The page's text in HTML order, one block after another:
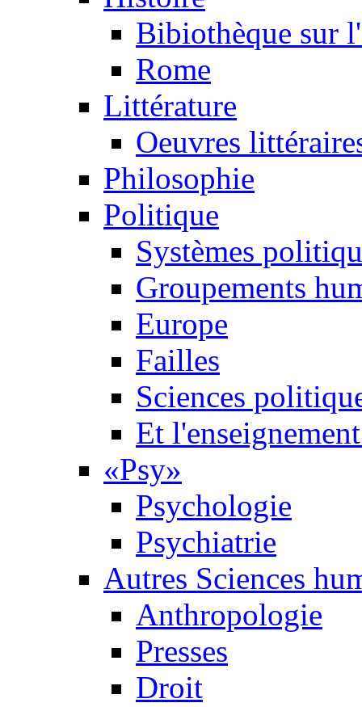
Bibiothèque sur
Rome
Littérature
Oeuvres
Philosophie
Politique
Systèmes
Groupements
Europe
Failles
Sciences
Et
«Psy»
Psychologie
Psychiatrie
Autres Sciences
Anthropologie
Presses
Droit